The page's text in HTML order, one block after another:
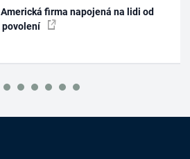
firma napojená na lidi od
povolení